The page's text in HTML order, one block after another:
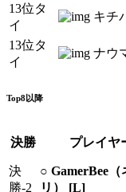
13位タ
イ
キチ
13位タ
イ
ナウ
Top8以降
決勝 プレイヤ
決
勝-2
○ GamerBee（
リ） [L]